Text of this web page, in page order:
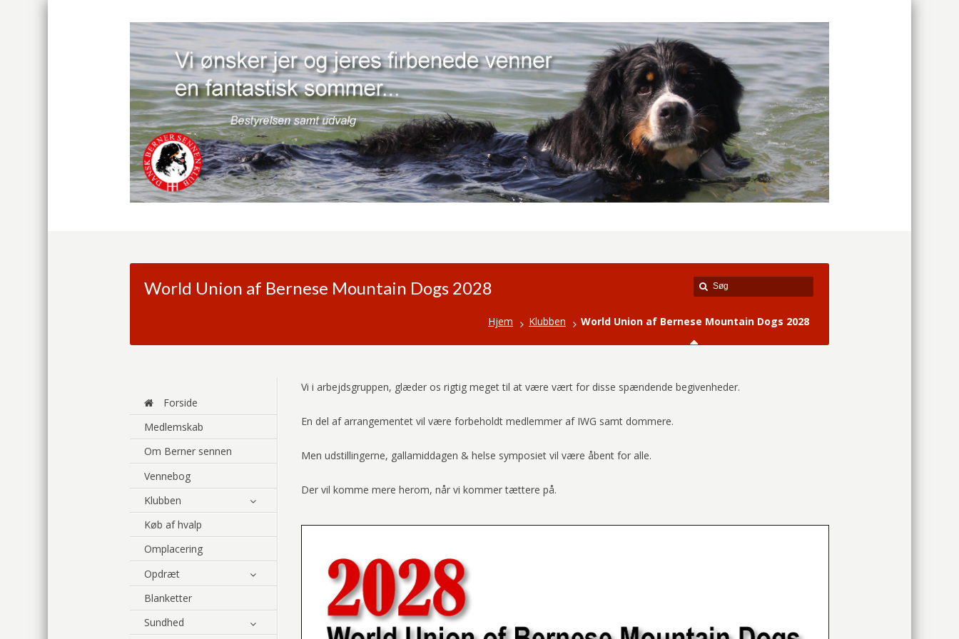
World Union af Bernese Mountain Dogs 2028
Hjem Klubben World Union af Bernese Mountain Dogs 2028
Forside
Medlemskab
Om Berner sennen
Vennebog
Klubben
Køb af hvalp
Omplacering
Opdræt
Blanketter
Sundhed
Vi i arbejdsgruppen, glæder os rigtig meget til at være vært for disse spændende begivenheder.
En del af arrangementet vil være forbeholdt medlemmer af IWG samt dommere.
Men udstillingerne, gallamiddagen & helse symposiet vil være åbent for alle.
Der vil komme mere herom, når vi kommer tættere på.